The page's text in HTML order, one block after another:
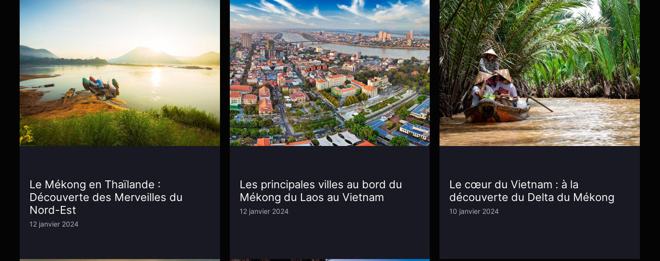
Le Mékong en Thaïlande :
Découverte des Merveilles du
Nord-Est
12 janvier 2024
Les principales villes au bord du
Mékong du Laos au Vietnam
12 janvier 2024
Le cœur du Vietnam : à la
découverte du Delta du Mékong
10 janvier 2024